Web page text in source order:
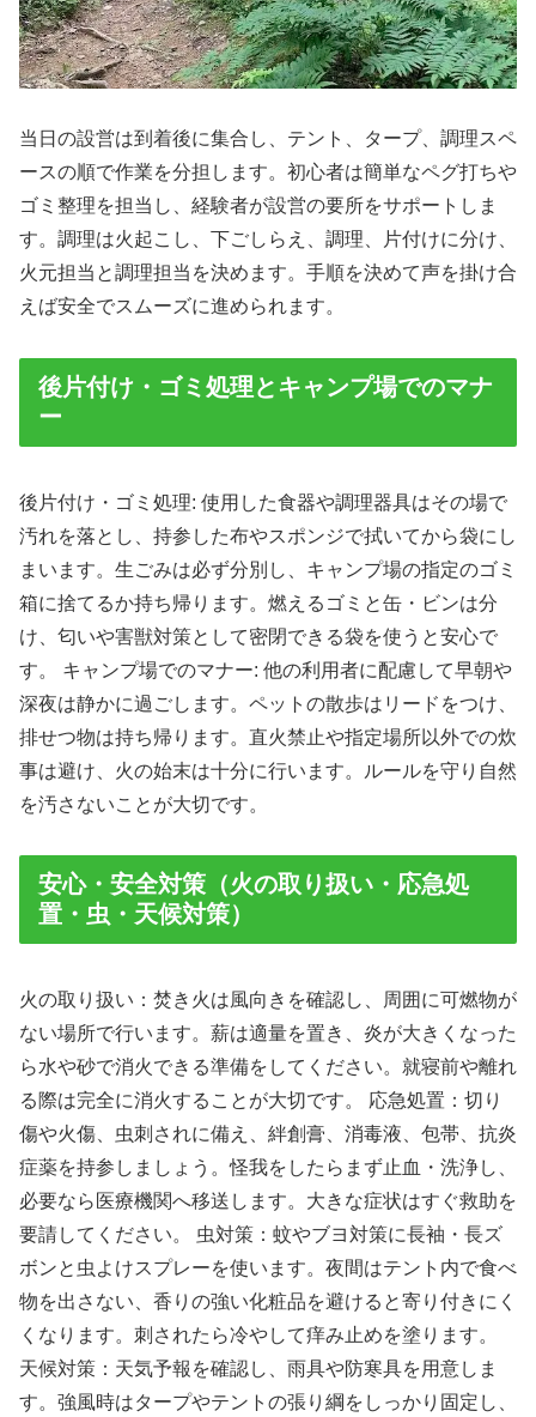
当日の設営は到着後に集合し、テント、タープ、調理スペ
ースの順で作業を分担します。初心者は簡単なペグ打ちや
ゴミ整理を担当し、経験者が設営の要所をサポートしま
す。調理は火起こし、下ごしらえ、調理、片付けに分け、
火元担当と調理担当を決めます。手順を決めて声を掛け合
えば安全でスムーズに進められます。
後片付け・ゴミ処理とキャンプ場でのマナ
ー
後片付け・ゴミ処理: 使用した食器や調理器具はその場で
汚れを落とし、持参した布やスポンジで拭いてから袋にし
まいます。生ごみは必ず分別し、キャンプ場の指定のゴミ
箱に捨てるか持ち帰ります。燃えるゴミと缶・ビンは分
け、匂いや害獣対策として密閉できる袋を使うと安心で
す。 キャンプ場でのマナー: 他の利用者に配慮して早朝や
深夜は静かに過ごします。ペットの散歩はリードをつけ、
排せつ物は持ち帰ります。直火禁止や指定場所以外での炊
事は避け、火の始末は十分に行います。ルールを守り自然
を汚さないことが大切です。
安心・安全対策（火の取り扱い・応急処
置・虫・天候対策）
火の取り扱い：焚き火は風向きを確認し、周囲に可燃物が
ない場所で行います。薪は適量を置き、炎が大きくなった
ら水や砂で消火できる準備をしてください。就寝前や離れ
る際は完全に消火することが大切です。 応急処置：切り
傷や火傷、虫刺されに備え、絆創膏、消毒液、包帯、抗炎
症薬を持参しましょう。怪我をしたらまず止血・洗浄し、
必要なら医療機関へ移送します。大きな症状はすぐ救助を
要請してください。 虫対策：蚊やブヨ対策に長袖・長ズ
ボンと虫よけスプレーを使います。夜間はテント内で食べ
物を出さない、香りの強い化粧品を避けると寄り付きにく
くなります。刺されたら冷やして痒み止めを塗ります。
天候対策：天気予報を確認し、雨具や防寒具を用意しま
す。強風時はタープやテントの張り綱をしっかり固定し、